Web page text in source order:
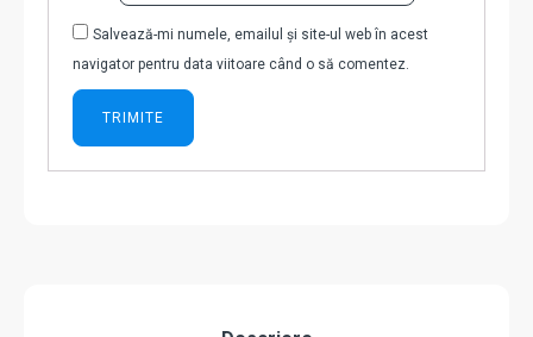
Salvează-mi numele, emailul și site-ul web în acest
navigator pentru data viitoare când o să comentez.